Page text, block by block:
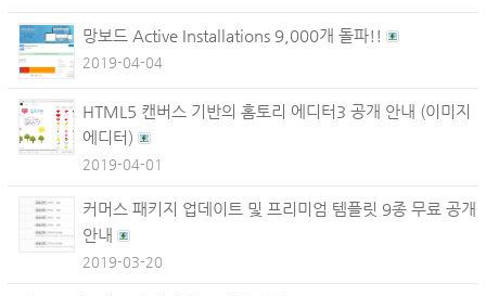
망보드 Active Installations 9,000개 돌파!!
2019-04-04
HTML5 캔버스 기반의 홈토리 에디터3 공개 안내 (이미지
에디터)
2019-04-01
커머스 패키지 업데이트 및 프리미엄 템플릿 9종 무료 공개
안내
2019-03-20